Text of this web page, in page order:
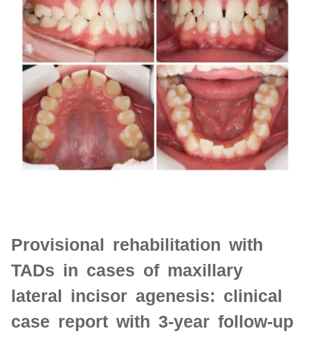
Provisional rehabilitation with
TADs in cases of maxillary
lateral incisor agenesis: clinical
case report with 3-year follow-up